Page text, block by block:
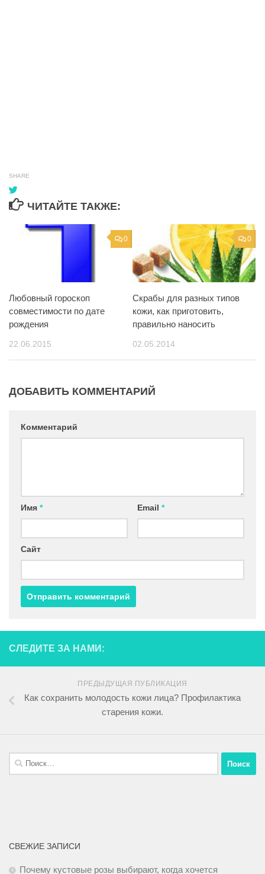
SHARE
ЧИТАЙТЕ ТАКЖЕ:
0
Любовный гороскоп
совместимости по дате
рождения
22.06.2015
0
Скрабы для разных типов
кожи, как приготовить,
правильно наносить
02.05.2014
ДОБАВИТЬ КОММЕНТАРИЙ
Комментарий
Имя * Email *
Сайт
СЛЕДИТЕ ЗА НАМИ:
ПРЕДЫДУЩАЯ ПУБЛИКАЦИЯ
Как сохранить молодость кожи лица? Профилактика
старения кожи.
СВЕЖИЕ ЗАПИСИ
Почему кустовые розы выбирают, когда хочется